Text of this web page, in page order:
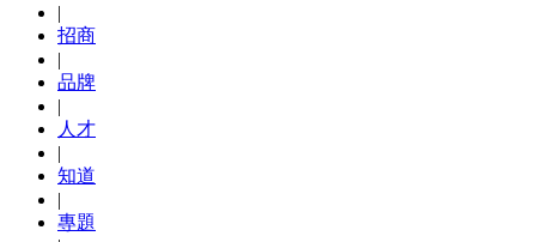
|
招商
|
品牌
|
人才
|
知道
|
專題